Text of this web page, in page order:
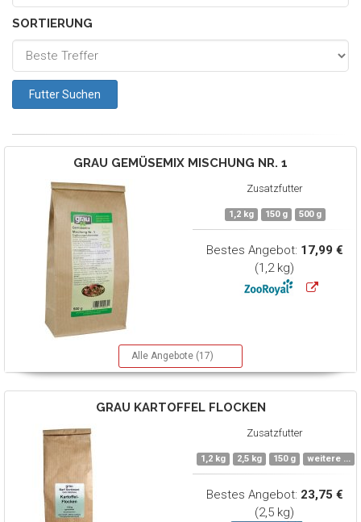
SORTIERUNG
GRAU GEMÜSEMIX MISCHUNG NR. 1
Zusatzfutter
1,2 kg 150 g 500 g
Bestes Angebot: 17,99 €
(1,2 kg)
Alle Angebote (17)
GRAU KARTOFFEL FLOCKEN
Zusatzfutter
1,2 kg 2,5 kg 150 g weitere ...
Bestes Angebot: 23,75 €
(2,5 kg)